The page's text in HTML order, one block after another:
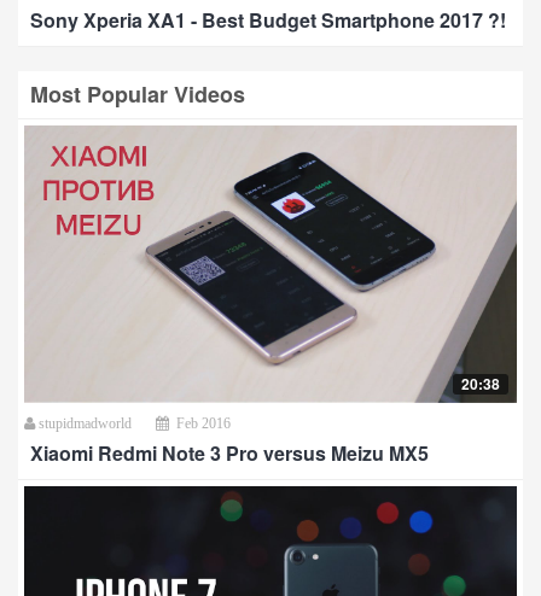
Sony Xperia XA1 - Best Budget Smartphone 2017 ?!
Most Popular Videos
20:38
stupidmadworld Feb 2016
Xiaomi Redmi Note 3 Pro versus Meizu MX5